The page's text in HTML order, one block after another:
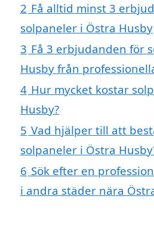
2 Få alltid minst 3
solpaneler i Östra Husby
3 Få 3 erbjudanden för
Husby från
4 Hur mycket kostar
Husby?
5 Vad hjälper till att
solpaneler i Östra
6 Sök efter en
i andra städer nära